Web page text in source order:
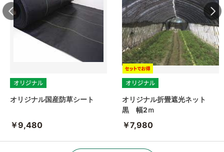
オリジナル国産防草シート
￥9,480
オリジナル折畳遮光ネット
黒 幅2ｍ
￥7,980